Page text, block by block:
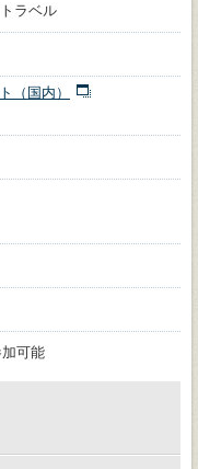
ラベル
（国内）
可能